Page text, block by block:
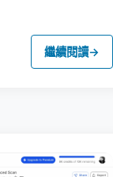
繼續閱讀→